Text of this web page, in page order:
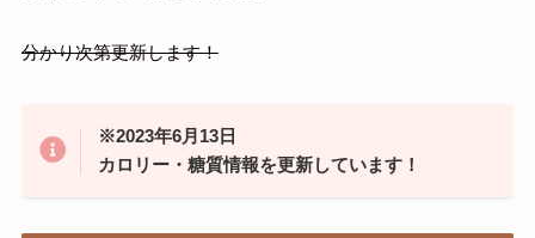
分かり次第更新します！
※2023年6月13日
カロリー・糖質情報を更新しています！